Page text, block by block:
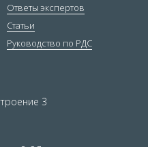
Ответы экспертов
Статьи
Руководство по РДС
3